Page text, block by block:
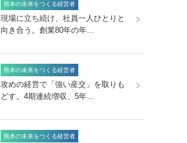
熊本の未来をつくる経営者
現場に立ち続け、社員一人ひとりと
向き合う。創業80年の年…
熊本の未来をつくる経営者
攻めの経営で「強い産交」を取りも
どす。4期連続増収、5年…
熊本の未来をつくる経営者